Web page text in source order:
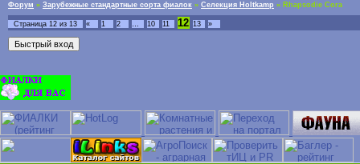
Форум » Зарубежные стандартные сорта фиалок » Селекция Holtkamp » Rhapsodie Cora
Страница 12 из 13 « 1 2 … 10 11 12 13 »